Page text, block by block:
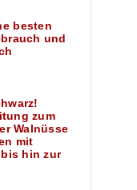
besten
und
zum
Walnüsse
mit
hin zur